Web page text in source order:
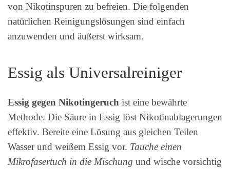
von Nikotinspuren zu befreien. Die folgenden
natürlichen Reinigungslösungen sind einfach
anzuwenden und äußerst wirksam.
Essig als Universalreiniger
Essig gegen Nikotingeruch ist eine bewährte
Methode. Die Säure in Essig löst Nikotinablagerungen
effektiv. Bereite eine Lösung aus gleichen Teilen
Wasser und weißem Essig vor. Tauche einen
Mikrofasertuch in die Mischung und wische vorsichtig